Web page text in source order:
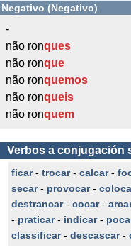
Negativo (Negativo)
-
não ronques
não ronque
não ronquemos
não ronqueis
não ronquem
Verbos a conjugación
ficar- trocar- calcar-
secar- provocar-
destrancar- cocar-
- praticar- indicar-
classificar- descascar-